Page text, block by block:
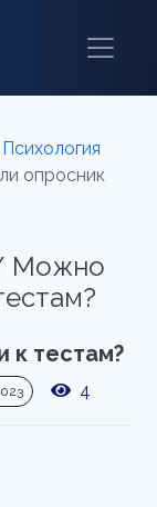
Психология
опросник
/ Можно
к тестам?
4